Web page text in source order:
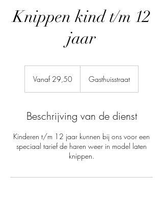
Knippen kind t/m 12
jaar
Vanaf 29,50 Gasthuisstraat
Beschrijving van de dienst
Kinderen t/m 12 jaar kunnen bij ons voor een
speciaal tarief de haren weer in model laten
knippen.